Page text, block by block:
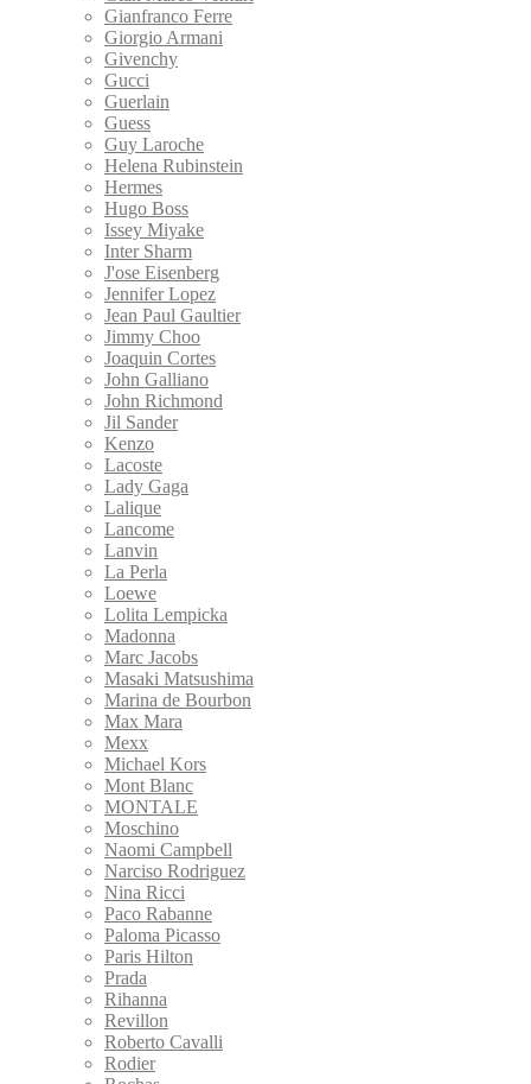
Gianfranco Ferre
Giorgio Armani
Givenchy
Gucci
Guerlain
Guess
Guy Laroche
Helena Rubinstein
Hermes
Hugo Boss
Issey Miyake
Inter Sharm
J'ose Eisenberg
Jennifer Lopez
Jean Paul Gaultier
Jimmy Choo
Joaquin Cortes
John Galliano
John Richmond
Jil Sander
Kenzo
Lacoste
Lady Gaga
Lalique
Lancome
Lanvin
La Perla
Loewe
Lolita Lempicka
Madonna
Marc Jacobs
Masaki Matsushima
Marina de Bourbon
Max Mara
Mexx
Michael Kors
Mont Blanc
MONTALE
Moschino
Naomi Campbell
Narciso Rodriguez
Nina Ricci
Paco Rabanne
Paloma Picasso
Paris Hilton
Prada
Rihanna
Revillon
Roberto Cavalli
Rodier